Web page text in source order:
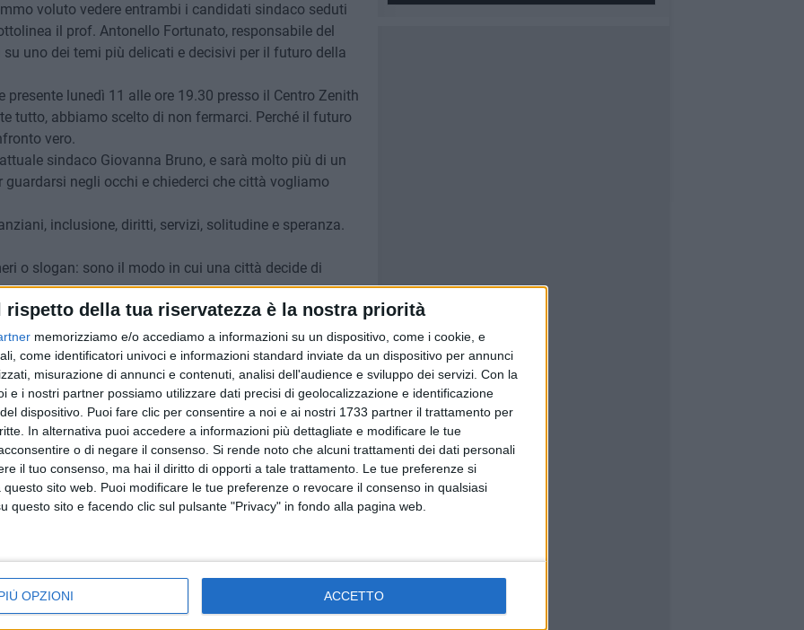
rispetto della tua riservatezza è la nostra priorità
memorizziamo e/o accediamo a informazioni su un dispositivo, come i cookie, e
come identificatori univoci e informazioni standard inviate da un dispositivo per annunci
misurazione di annunci e contenuti, analisi dell'audience e sviluppo dei servizi. Con la
e i nostri partner possiamo utilizzare dati precisi di geolocalizzazione e identificazione
dispositivo. Puoi fare clic per consentire a noi e ai nostri 1733 partner il trattamento per
In alternativa puoi accedere a informazioni più dettagliate e modificare le tue
o di negare il consenso. Si rende noto che alcuni trattamenti dei dati personali
il tuo consenso, ma hai il diritto di opporti a tale trattamento. Le tue preferenze si
sito web. Puoi modificare le tue preferenze o revocare il consenso in qualsiasi
questo sito e facendo clic sul pulsante "Privacy" in fondo alla pagina web.
OPZIONI ACCETTO
voluto vedere entrambi i candidati sindaco seduti
il prof. Antonello Fortunato, responsabile del
uno dei temi più delicati e decisivi per il futuro della
presente lunedì 11 alle ore 19.30 presso il Centro Zenith
tutto, abbiamo scelto di non fermarci. Perché il futuro
vero.
sindaco Giovanna Bruno, e sarà molto più di un
negli occhi e chiederci che città vogliamo
inclusione, diritti, servizi, solitudine e speranza.
o slogan: sono il modo in cui una città decide di
tantissimo.
voce.
città: venite a costruirlo insieme a noi", conclude il
8 AGOSTO 2026
Siccità e caro gasolio mettono in
ginocchio l'agricoltura pugliese